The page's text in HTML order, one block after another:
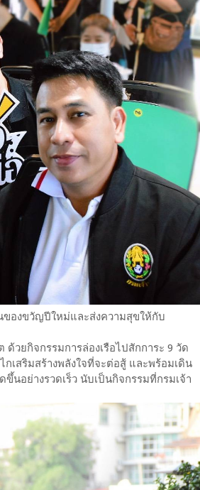
องขวัญปีใหม่และส่งความสุขให้กับ
วยกิจกรรมการล่องเรือไปสักการะ 9 วัด
เสริมสร้างพลังใจที่จะต่อสู้ และพร้อมเดิน
นอย่างรวดเร็ว นับเป็นกิจกรรมที่กรมเจ้า